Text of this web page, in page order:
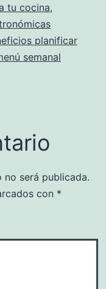
tu cocina,
planificar
semanal
será publicada.
con *